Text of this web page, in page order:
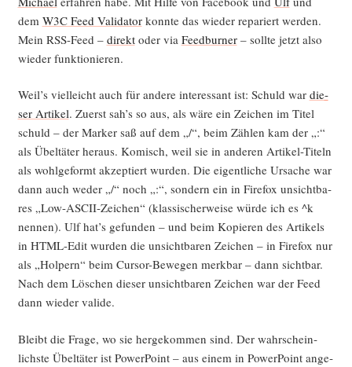
dem W3C Feed Vali­da­torkonn­te das wie­der repa­riert wer­den.
Mein RSS-Feed – direktoder via Feedb­ur­ner– soll­te jetzt also
wie­der funktionieren.
Weil’s viel­leicht auch für ande­re inter­es­sant ist: Schuld war die­
ser Arti­kel. Zuerst sah’s so aus, als wäre ein Zei­chen im Titel
schuld – der Mar­ker saß auf dem „/“, beim Zäh­len kam der „:“
als Übel­tä­ter her­aus. Komisch, weil sie in ande­ren Arti­kel-Titeln
als wohl­ge­formt akzep­tiert wur­den. Die eigent­li­che Ursa­che war
dann auch weder „/“ noch „:“, son­dern ein in Fire­fox unsicht­ba­
res „Low-ASCII-Zei­chen“ (klas­si­scher­wei­se wür­de ich es ^k
nen­nen). Ulf hat’s gefun­den – und beim Kopie­ren des Arti­kels
in HTML-Edit wur­den die unsicht­ba­ren Zei­chen – in Fire­fox nur
als „Hol­pern“ beim Cur­sor-Bewe­gen merk­bar – dann sicht­bar.
Nach dem Löschen die­ser unsicht­ba­ren Zei­chen war der Feed
dann wie­der valide.
Bleibt die Fra­ge, wo sie her­ge­kom­men sind. Der wahr­schein­
lichs­te Übel­tä­ter ist Power­Point – aus einem in Power­Point ange­